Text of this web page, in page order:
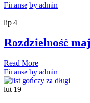
Finanse by admin
lip 4
Rozdzielność
Read More
Finanse by admin
lut 19